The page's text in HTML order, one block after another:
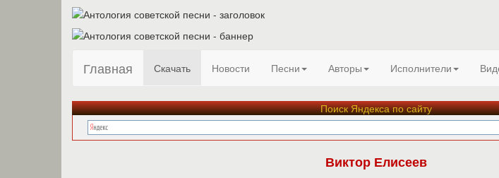
Главная Скачать Новости Песни Авторы Исполнители
Поиск Яндекса по сайту
Виктор Елисеев